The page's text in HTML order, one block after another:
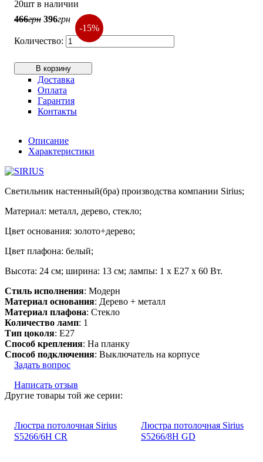
20шт в наличии
-15%
466грн 396грн
В корзину
Доставка
Оплата
Гарантия
Контакты
Описание
Характеристики
Светильник настенный(бра) производства компании Sirius;
Материал: металл, дерево, стекло;
Цвет основания: золото+дерево;
Цвет плафона: белый;
Высота: 24 см; ширина: 13 см; лампы: 1 х Е27 х 60 Вт.
Стиль исполнения: Модерн
Материал основания: Дерево + металл
Материал плафона: Стекло
Количество ламп: 1
Тип цоколя: E27
Способ крепления: На планку
Способ подключения: Выключатель на корпусе
Задать вопрос
Написать отзыв
Другие товары той же серии:
Люстра потолочная Sirius
S5266/6H CR
Люстра потолочная Sirius
S5266/8H GD